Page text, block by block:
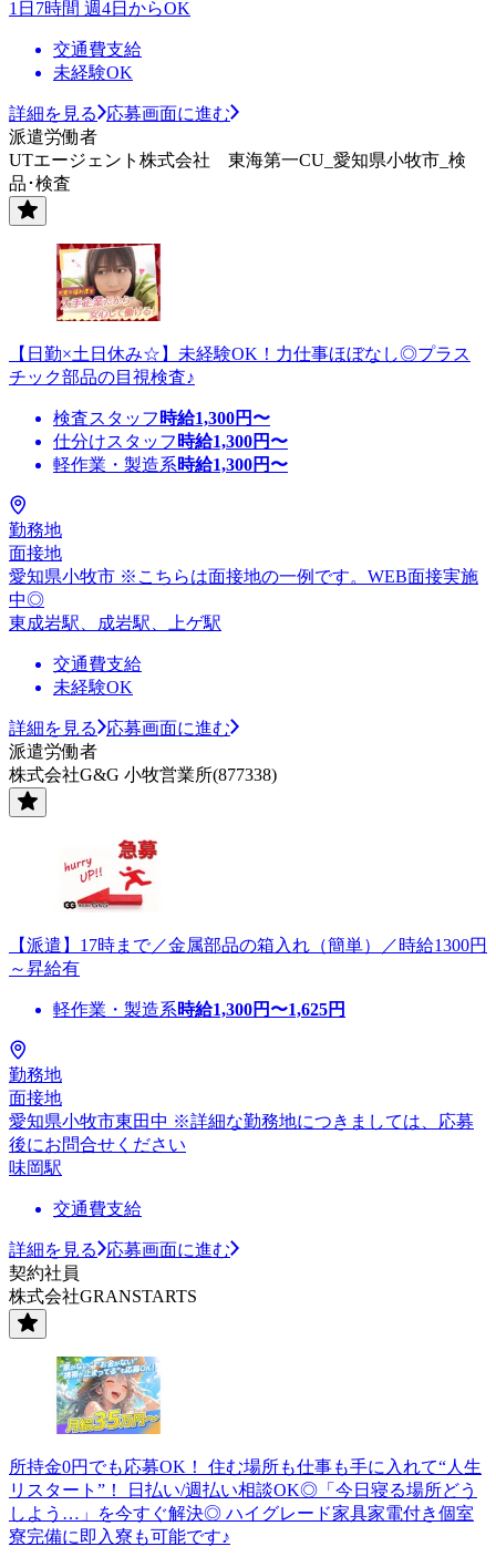
1日7時間 週4日からOK
交通費支給
未経験OK
詳細を見る
応募画面に進む
派遣労働者
UTエージェント株式会社 東海第一CU_愛知県小牧市_検
品･検査
【日勤×土日休み☆】未経験OK！力仕事ほぼなし◎プラス
チック部品の目視検査♪
検査スタッフ 時給1,300円〜
仕分けスタッフ 時給1,300円〜
軽作業・製造系時給1,300円〜
勤務地
面接地
愛知県小牧市 ※こちらは面接地の一例です。WEB面接実施
中◎
東成岩駅、成岩駅、上ゲ駅
交通費支給
未経験OK
詳細を見る
応募画面に進む
派遣労働者
株式会社G&G 小牧営業所(877338)
【派遣】17時まで／金属部品の箱入れ（簡単）／時給1300円
～昇給有
軽作業・製造系時給1,300円〜1,625円
勤務地
面接地
愛知県小牧市東田中 ※詳細な勤務地につきましては、応募
後にお問合せください
味岡駅
交通費支給
詳細を見る
応募画面に進む
契約社員
株式会社GRANSTARTS
所持金0円でも応募OK！ 住む場所も仕事も手に入れて“人生
リスタート”！ 日払い/週払い相談OK◎「今日寝る場所どう
しよう…」を今すぐ解決◎ ハイグレード家具家電付き個室
寮完備に即入寮も可能です♪